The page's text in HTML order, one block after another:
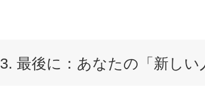
3. 最後に：あなたの「新しい